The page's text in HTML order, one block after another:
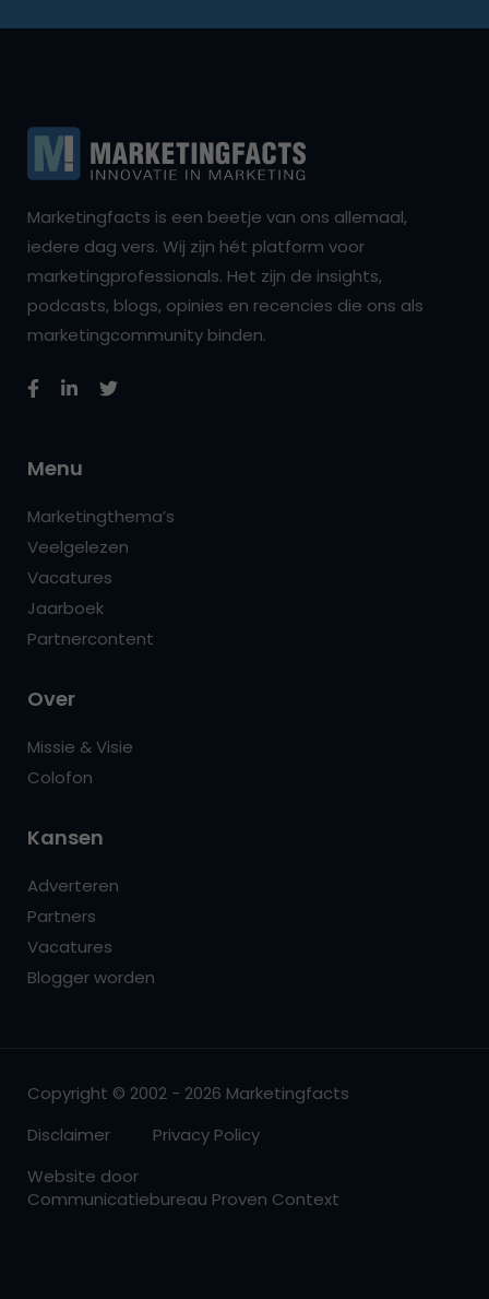
Marketingfacts is een beetje van ons allemaal,
iedere dag vers. Wij zijn hét platform voor
marketingprofessionals. Het zijn de insights,
podcasts, blogs, opinies en recencies die ons als
marketingcommunity binden.
Menu
Marketingthema’s
Veelgelezen
Vacatures
Jaarboek
Partnercontent
Over
Missie & Visie
Colofon
Kansen
Adverteren
Partners
Vacatures
Blogger worden
Copyright © 2002 - 2026 Marketingfacts
Disclaimer
Privacy Policy
Website door
Communicatiebureau Proven Context